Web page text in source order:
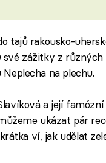
tajů rakousko-
své zážitky z
na plechu.
a její famózní
ukázat pár
ví, jak udělat